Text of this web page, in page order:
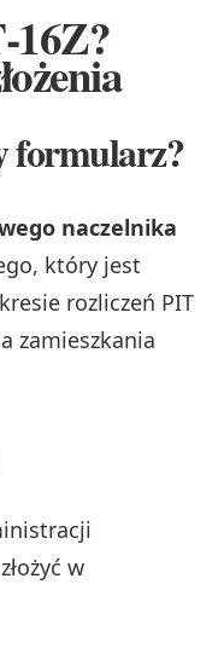
formularz?
naczelnika
który jest
rozliczeń PIT
zamieszkania
w